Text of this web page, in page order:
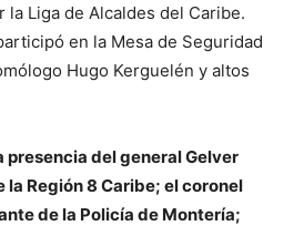
la Liga de Alcaldes del Caribe.
en la Mesa de Seguridad
Hugo Kerguelén y altos
presencia del general Gelver
la Región 8 Caribe; el coronel
de la Policía de Montería;